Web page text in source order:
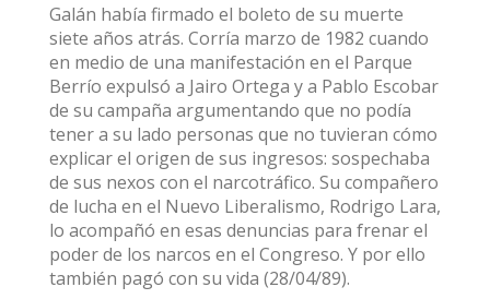
Galán había firmado el boleto de su muerte
siete años atrás. Corría marzo de 1982 cuando
en medio de una manifestación en el Parque
Berrío expulsó a Jairo Ortega y a Pablo Escobar
de su campaña argumentando que no podía
tener a su lado personas que no tuvieran cómo
explicar el origen de sus ingresos: sospechaba
de sus nexos con el narcotráfico. Su compañero
de lucha en el Nuevo Liberalismo, Rodrigo Lara,
lo acompañó en esas denuncias para frenar el
poder de los narcos en el Congreso. Y por ello
también pagó con su vida (28/04/89).